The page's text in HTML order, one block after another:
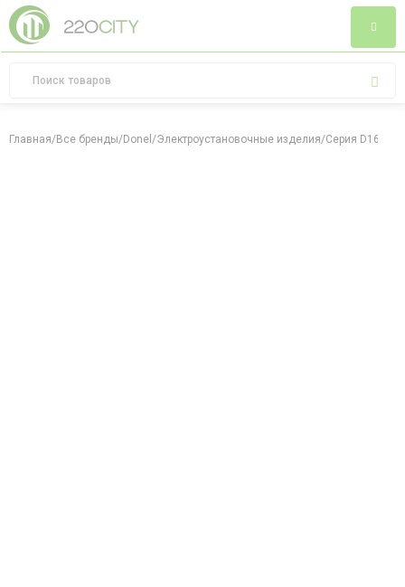
Главная/Все бренды/Donel /Электроустановочные изделия/Серия D16